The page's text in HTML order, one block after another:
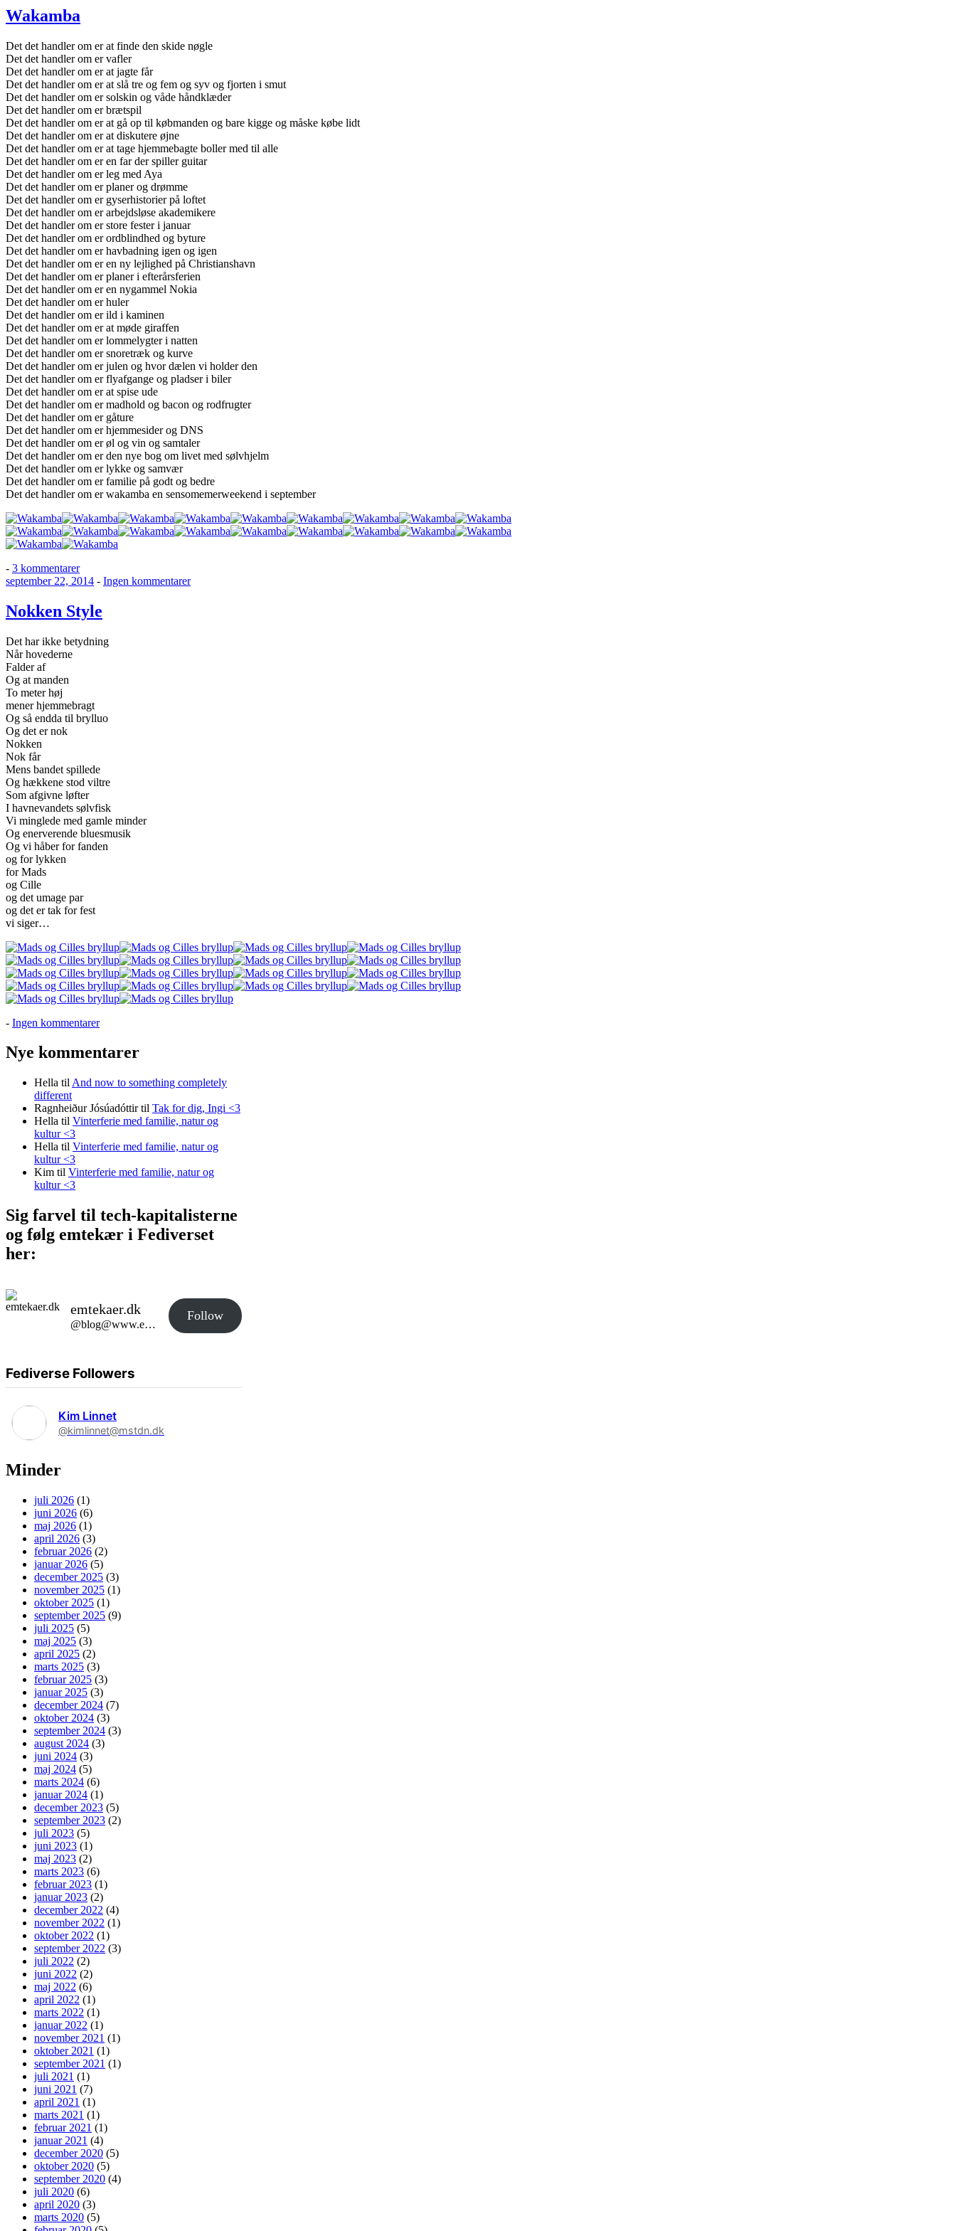
Wakamba
Det det handler om er at finde den skide nøgle
Det det handler om er vafler
Det det handler om er at jagte får
Det det handler om er at slå tre og fem og syv og fjorten i smut
Det det handler om er solskin og våde håndklæder
Det det handler om er brætspil
Det det handler om er at gå op til købmanden og bare kigge og måske købe lidt
Det det handler om er at diskutere øjne
Det det handler om er at tage hjemmebagte boller med til alle
Det det handler om er en far der spiller guitar
Det det handler om er leg med Aya
Det det handler om er planer og drømme
Det det handler om er gyserhistorier på loftet
Det det handler om er arbejdsløse akademikere
Det det handler om er store fester i januar
Det det handler om er ordblindhed og byture
Det det handler om er havbadning igen og igen
Det det handler om er en ny lejlighed på Christianshavn
Det det handler om er planer i efterårsferien
Det det handler om er en nygammel Nokia
Det det handler om er huler
Det det handler om er ild i kaminen
Det det handler om er at møde giraffen
Det det handler om er lommelygter i natten
Det det handler om er snoretræk og kurve
Det det handler om er julen og hvor dælen vi holder den
Det det handler om er flyafgange og pladser i biler
Det det handler om er at spise ude
Det det handler om er madhold og bacon og rodfrugter
Det det handler om er gåture
Det det handler om er hjemmesider og DNS
Det det handler om er øl og vin og samtaler
Det det handler om er den nye bog om livet med sølvhjelm
Det det handler om er lykke og samvær
Det det handler om er familie på godt og bedre
Det det handler om er wakamba en sensomemerweekend i september
- 3 kommentarertil
Wakamba
Udgivet
september 22, 2014 - Ingen kommentarertil
Nokken Style
Det har ikke betydning
Når hovederne
Falder af
Og at manden
To meter høj
mener hjemmebragt
Og så endda til brylluo
Og det er nok
Nokken
Nok får
Mens bandet spillede
Og hækkene stod viltre
Som afgivne løfter
I havnevandets sølvfisk
Vi minglede med gamle minder
Og enerverende bluesmusik
Og vi håber for fanden
og for lykken
for Mads
og Cille
og det umage par
og det er tak for fest
vi siger…
- Ingen kommentarertil
Style
Nye kommentarer
Hella til And now to something completely
different
Ragnheiður Jósúadóttirtil Tak for dig, Ingi <3
Hella til Vinterferie med familie, natur og
kultur <3
Hella til Vinterferie med familie, natur og
kultur <3
Kim til Vinterferie med familie, natur og
kultur <3
Sig farvel til tech-kapitalisterne
og følg emtekær i Fediverset
her:
emtekaer.dk
@blog@www.emtekaer.dk
Follow
Fediverse Followers
Kim Linnet
@kimlinnet@mstdn.dk
Minder
juli 2026 (1)
juni 2026 (6)
maj 2026 (1)
april 2026 (3)
februar 2026 (2)
januar 2026 (5)
december 2025 (3)
november 2025 (1)
oktober 2025 (1)
september 2025 (9)
juli 2025 (5)
maj 2025 (3)
april 2025 (2)
marts 2025 (3)
februar 2025 (3)
januar 2025 (3)
december 2024 (7)
oktober 2024 (3)
september 2024 (3)
august 2024 (3)
juni 2024 (3)
maj 2024 (5)
marts 2024 (6)
januar 2024 (1)
december 2023 (5)
september 2023 (2)
juli 2023 (5)
juni 2023 (1)
maj 2023 (2)
marts 2023 (6)
februar 2023 (1)
januar 2023 (2)
december 2022 (4)
november 2022 (1)
oktober 2022 (1)
september 2022 (3)
juli 2022 (2)
juni 2022 (2)
maj 2022 (6)
april 2022 (1)
marts 2022 (1)
januar 2022 (1)
november 2021 (1)
oktober 2021 (1)
september 2021 (1)
juli 2021 (1)
juni 2021 (7)
april 2021 (1)
marts 2021 (1)
februar 2021 (1)
januar 2021 (4)
december 2020 (5)
oktober 2020 (5)
september 2020 (4)
juli 2020 (6)
april 2020 (3)
marts 2020 (5)